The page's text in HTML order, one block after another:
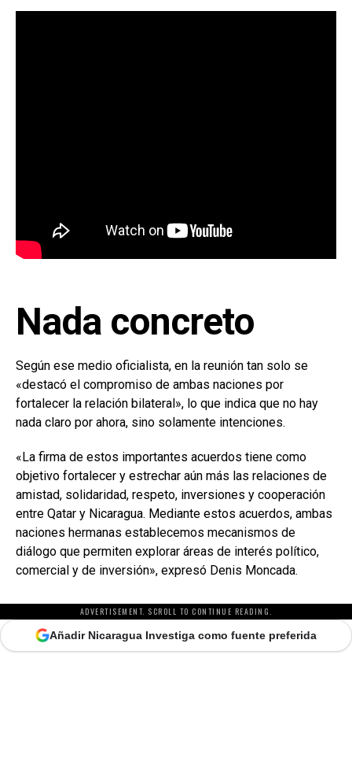
Nada concreto
Según ese medio oficialista, en la reunión tan solo se
«destacó el compromiso de ambas naciones por
fortalecer la relación bilateral», lo que indica que no hay
nada claro por ahora, sino solamente intenciones.
«La firma de estos importantes acuerdos tiene como
objetivo fortalecer y estrechar aún más las relaciones de
amistad, solidaridad, respeto, inversiones y cooperación
entre Qatar y Nicaragua. Mediante estos acuerdos, ambas
naciones hermanas establecemos mecanismos de
diálogo que permiten explorar áreas de interés político,
comercial y de inversión», expresó Denis Moncada.
ADVERTISEMENT. SCROLL TO CONTINUE READING.
Añadir Nicaragua Investiga como fuente preferida